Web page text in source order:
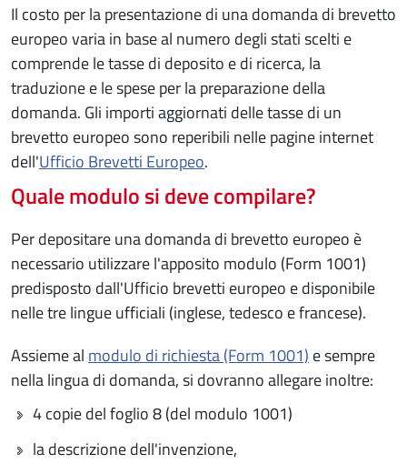
Il costo per la presentazione di una domanda di brevetto
europeo varia in base al numero degli stati scelti e
comprende le tasse di deposito e di ricerca, la
traduzione e le spese per la preparazione della
domanda. Gli importi aggiornati delle tasse di un
brevetto europeo sono reperibili nelle pagine internet
dell'Ufficio Brevetti Europeo.
Quale modulo si deve compilare?
Per depositare una domanda di brevetto europeo è
necessario utilizzare l'apposito modulo (Form 1001)
predisposto dall'Ufficio brevetti europeo e disponibile
nelle tre lingue ufficiali (inglese, tedesco e francese).
Assieme al modulo di richiesta (Form 1001) e sempre
nella lingua di domanda, si dovranno allegare inoltre:
4 copie del foglio 8 (del modulo 1001)
la descrizione dell'invenzione,